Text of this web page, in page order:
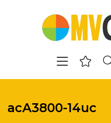
acA3800-14uc